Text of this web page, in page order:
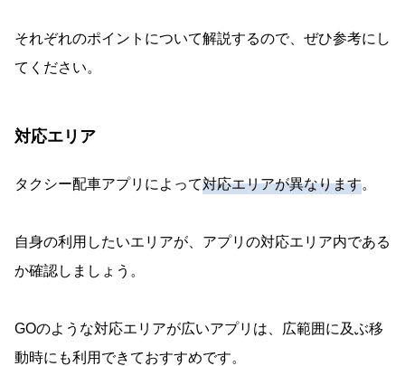
それぞれのポイントについて解説するので、ぜひ参考にし
てください。
対応エリア
タクシー配車アプリによって対応エリアが異なります。
自身の利用したいエリアが、アプリの対応エリア内である
か確認しましょう。
GOのような対応エリアが広いアプリは、広範囲に及ぶ移
動時にも利用できておすすめです。